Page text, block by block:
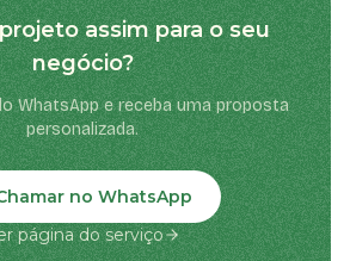
assim para o seu
negócio?
WhatsApp e receba uma proposta
personalizada.
no WhatsApp
página do serviço